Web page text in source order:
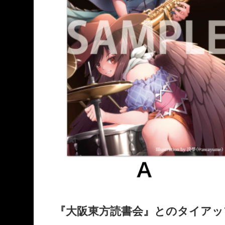
『大阪東方読書会』とのタイア